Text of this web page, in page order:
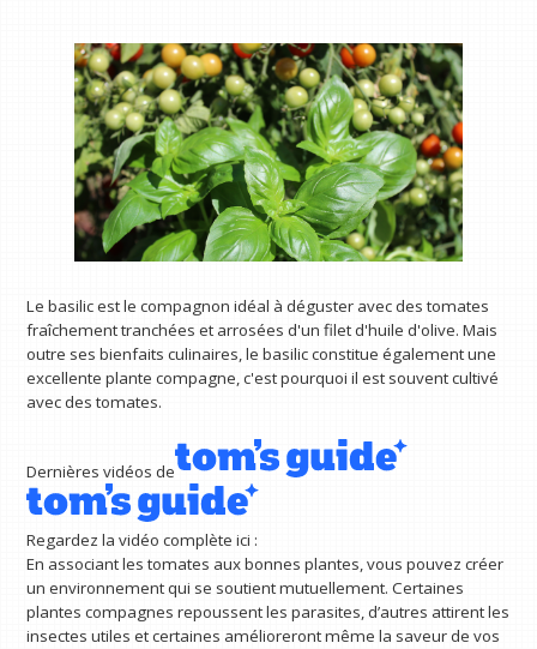
Le basilic est le compagnon idéal à déguster avec des tomates
fraîchement tranchées et arrosées d'un filet d'huile d'olive. Mais
outre ses bienfaits culinaires, le basilic constitue également une
excellente plante compagne, c'est pourquoi il est souvent cultivé
avec des tomates.
Dernières vidéos de
Regardez la vidéo complète ici :
En associant les tomates aux bonnes plantes, vous pouvez créer
un environnement qui se soutient mutuellement. Certaines
plantes compagnes repoussent les parasites, d’autres attirent les
insectes utiles et certaines amélioreront même la saveur de vos